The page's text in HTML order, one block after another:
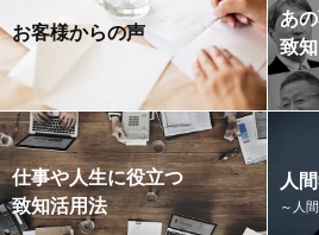
お客様からの声
あ
致
仕事や人生に役立つ
致知活用法
人
～人